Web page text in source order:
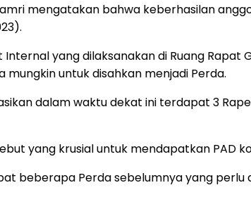
mengatakan bahwa keberhasilan
yang dilaksanakan di Ruang
untuk disahkan menjadi Perda.
dalam waktu dekat ini terdapat 3
yang krusial untuk mendapatkan PAD
beberapa Perda sebelumnya yang perlu